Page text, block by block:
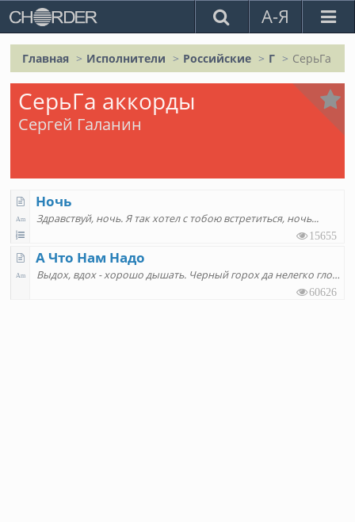
А-Я
Главная Исполнители Российские Г СерьГа
СерьГа аккорды
Сергей Галанин
Ночь
Здравствуй, ночь. Я так хотел с тобою встретиться, ночь
15655
А Что Нам Надо
Выдох, вдох - хорошо дышать. Черный горох да нелегко глотать
60626